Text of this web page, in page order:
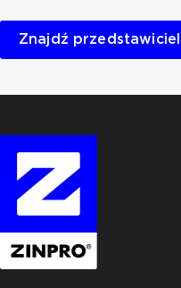
Znajdź